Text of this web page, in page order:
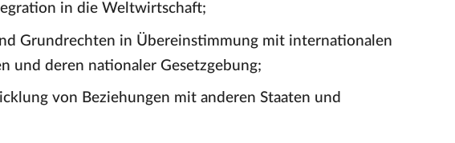
in die Weltwirtschaft;
Grundrechten in Übereinstimmung mit internationalen
und deren nationaler Gesetzgebung;
von Beziehungen mit anderen Staaten und